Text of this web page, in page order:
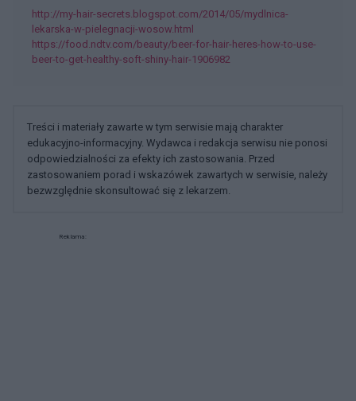
http://my-hair-secrets.blogspot.com/2014/05/mydlnica-
lekarska-w-pielegnacji-wosow.html
https://food.ndtv.com/beauty/beer-for-hair-heres-how-to-use-
beer-to-get-healthy-soft-shiny-hair-1906982
Treści i materiały zawarte w tym serwisie mają charakter
edukacyjno-informacyjny. Wydawca i redakcja serwisu nie ponosi
odpowiedzialności za efekty ich zastosowania. Przed
zastosowaniem porad i wskazówek zawartych w serwisie, należy
bezwzględnie skonsultować się z lekarzem.
Reklama: